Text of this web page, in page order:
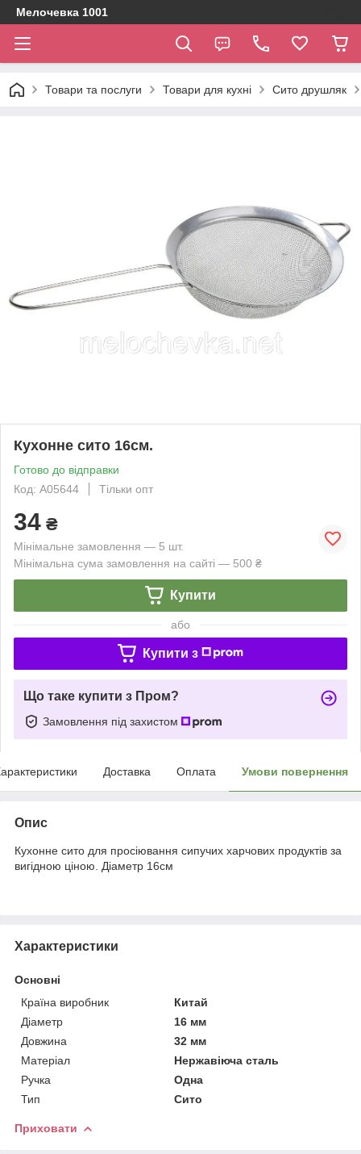
Мелочевка 1001
Товари та послуги Товари для кухні Сито друшляк
Кухонне сито 16см.
Готово до відправки
Код: А05644
Тільки опт
34 ₴
Мінімальне замовлення — 5 шт.
Мінімальна сума замовлення на сайті — 500 ₴
Купити
або
Купити з
Що таке купити з Пром?
Замовлення під захистом
Доставка Оплата Умови повернення
Опис
Кухонне сито для просіювання сипучих харчових продуктів за
вигідною ціною. Діаметр 16см
Характеристики
Основні
Країна виробник
Китай
Діаметр
16 мм
Довжина
32 мм
Матеріал
Нержавіюча сталь
Ручка
Одна
Тип
Сито
Приховати